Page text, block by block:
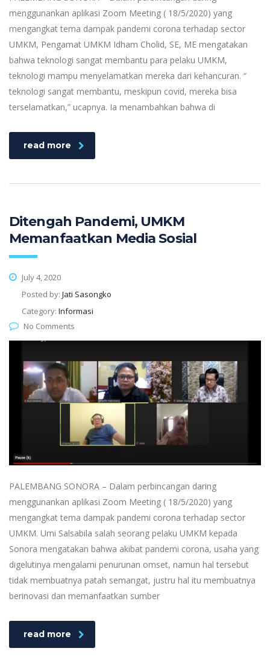
menggunankan aplikasi Zoom Meeting ( 18/5/2020) yang
mengangkat tema dampak pandemi corona terhadap sector
UMKM, Pengamat UMKM Idham Cholid, SE, ME mengatakan
bahwa teknologi sangat membantu para pelaku UMKM,
teknologi mampu menyelamatkan mereka dari kehancuran. “
teknologi sangat membantu, meskipun covid, mereka bisa
terselamatkan,” ucapnya. Ia menambahkan bahwa di
read more
Ditengah Pandemi, UMKM
Memanfaatkan Media Sosial
July 4, 2020
Posted by: Jati Sasongko
Category: Informasi
No Comments
PALEMBANG SONORA – Dalam perbincangan daring
menggunankan aplikasi Zoom Meeting ( 18/5/2020) yang
mengangkat tema dampak pandemi corona terhadap sector
UMKM. Umi Salsabila salah seorang pelaku UMKM kepada
Sonora mengatakan bahwa akibat pandemi corona, usaha yang
digelutinya mengalami penurunan omset, namun hal tersebut
tidak membuatnya patah semangat, justru hal itu membuatnya
berinovasi dan memanfaatkan sumber
read more